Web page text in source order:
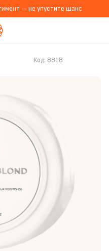
— не упустите шанс
Код: 8818